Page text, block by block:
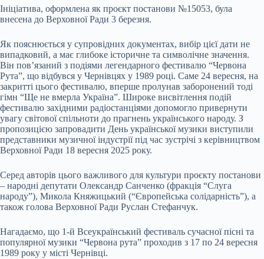
Ініціатива, оформлена як проєкт постанови №15053, була
внесена до Верховної Ради 3 березня.
Як пояснюється у супровідних документах, вибір цієї дати не
випадковий, а має глибоке історичне та символічне значення.
Він пов’язаний з подіями легендарного фестивалю “Червона
Рута”, що відбувся у Чернівцях у 1989 році. Саме 24 вересня, на
закритті цього фестивалю, вперше пролунав заборонений тоді
гімн “Ще не вмерла Україна”. Широке висвітлення подій
фестивалю західними радіостанціями допомогло привернути
увагу світової спільноти до прагнень українського народу. З
пропозицією запровадити День української музики виступили
представники музичної індустрії під час зустрічі з керівництвом
Верховної Ради 18 вересня 2025 року.
Серед авторів цього важливого для культури проєкту постанови
– народні депутати Олександр Санченко (фракція “Слуга
народу”), Микола Княжицький (“Європейська солідарність”), а
також голова Верховної Ради Руслан Стефанчук.
Нагадаємо, що 1-й Всеукраїнський фестиваль сучасної пісні та
популярної музики “Червона рута” проходив з 17 по 24 вересня
1989 року у місті Чернівці.